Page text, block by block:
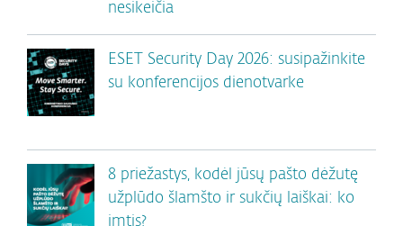
nesikeičia
ESET Security Day 2026: susipažinkite
su konferencijos dienotvarke
8 priežastys, kodėl jūsų pašto dėžutę
užplūdo šlamšto ir sukčių laiškai: ko
imtis?